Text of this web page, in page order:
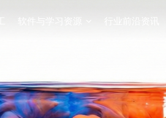
软件与学习资源 行业前沿资讯